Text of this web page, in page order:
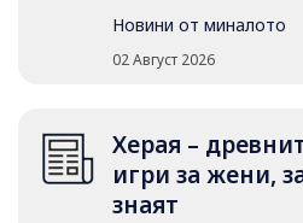
Новини от миналото
02 Август 2026
Херая –
игри за жени,
знаят